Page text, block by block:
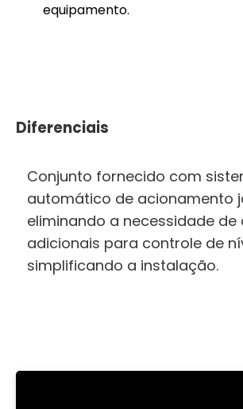
equipamento.
Diferenciais
Conjunto fornecido com
automático de acionamento
eliminando a necessidade de
adicionais para controle de
simplificando a instalação.